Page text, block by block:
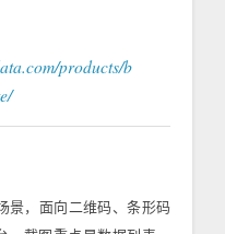
products/b
景，面向二维码、条形码